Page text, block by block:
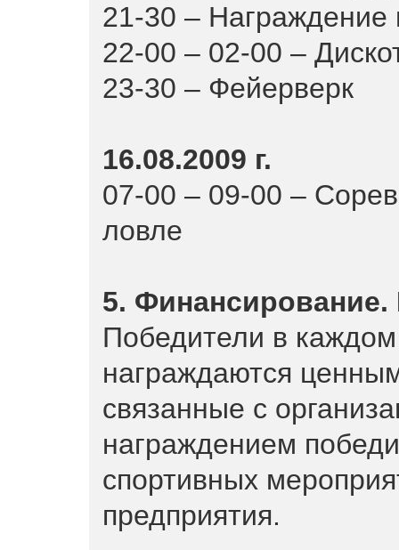
21-30 – Награждение
22-00 – 02-00 –
23-30 – Фейерверк
16.08.2009 г.
07-00 – 09-00 –
ловле
5. Финансирование.
Победители в
награждаются
связанные с
награждением
спортивных
предприятия.